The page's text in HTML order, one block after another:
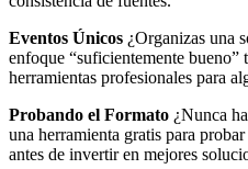
Eventos Únicos ¿Organizas una
enfoque “suficientemente bueno”
herramientas profesionales para
Probando el Formato ¿Nunca
una herramienta gratis para
antes de invertir en mejores